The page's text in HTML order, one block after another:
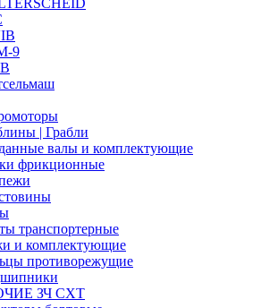
9
| Грабли
валы и комплектующие
фрикционные
транспортерные
и комплектующие
противорежущие
ЗЧ СХТ